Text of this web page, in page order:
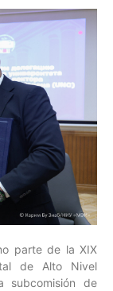
parte de la XIX
de Alto Nivel
subcomisión de